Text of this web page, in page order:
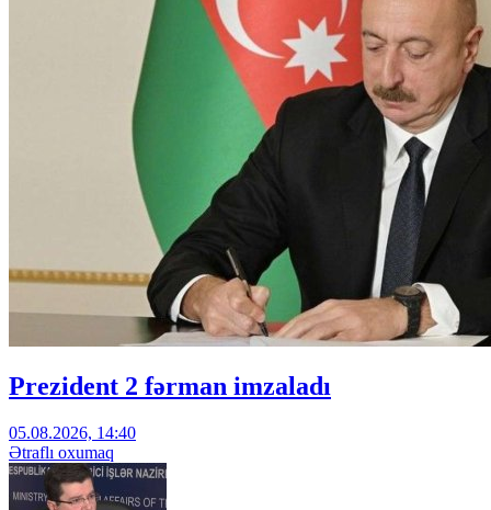
Prezident 2 fərman imzaladı
05.08.2026, 14:40
Ətraflı oxumaq